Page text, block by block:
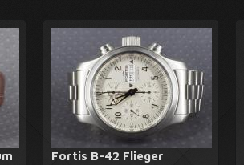
Fortis B-42 Flieger